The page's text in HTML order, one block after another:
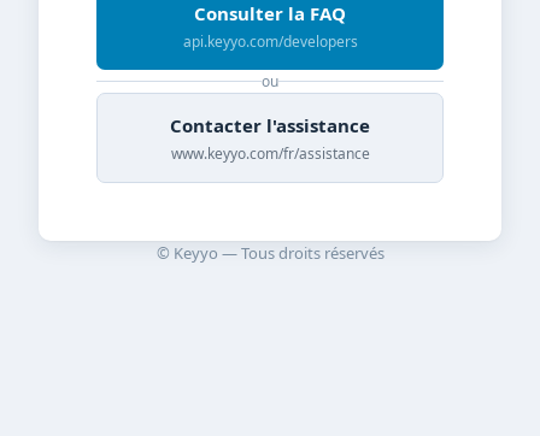
Consulter la FAQ
api.keyyo.com/developers
ou
Contacter l'assistance
www.keyyo.com/fr/assistance
© Keyyo — Tous droits réservés